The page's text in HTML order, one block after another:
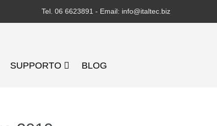
Tel. 06 6623891 - Email: info@italtec.biz
SUPPORTO BLOG